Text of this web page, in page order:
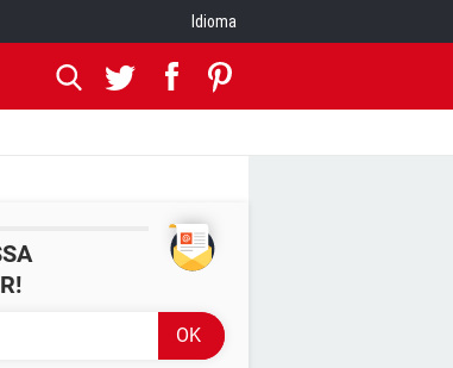
Idioma